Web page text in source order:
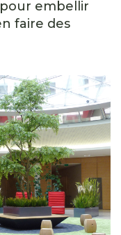
embellir
faire des